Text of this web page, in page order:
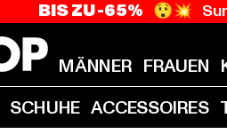
BIS ZU -65% 😲💥
MÄNNER FRAUEN
SCHUHE ACCESSOIRES